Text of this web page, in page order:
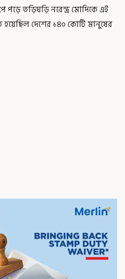
পড়ে তড়িঘড়ি নরেন্দ্র মোদিকে এই
হয়েছিল দেশের ১৪০ কোটি মানুষের